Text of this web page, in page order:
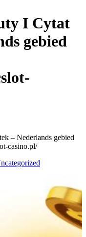
I Cytat
gebied
– Nederlands gebied
casino.pl/